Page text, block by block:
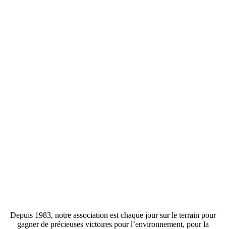
Depuis 1983, notre association est chaque jour sur le terrain pour
gagner de précieuses victoires pour l’environnement, pour la